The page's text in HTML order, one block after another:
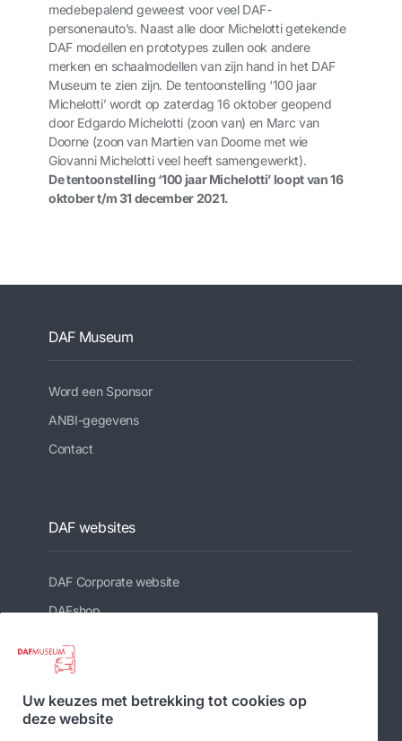
medebepalend geweest voor veel DAF-
personenauto’s. Naast alle door Michelotti getekende
DAF modellen en prototypes zullen ook andere
merken en schaalmodellen van zijn hand in het DAF
Museum te zien zijn. De tentoonstelling ‘100 jaar
Michelotti’ wordt op zaterdag 16 oktober geopend
door Edgardo Michelotti (zoon van) en Marc van
Doorne (zoon van Martien van Doorne met wie
Giovanni Michelotti veel heeft samengewerkt).
De tentoonstelling ‘100 jaar Michelotti’ loopt van 16
oktober t/m 31 december 2021.
DAF Museum
Word een Sponsor
ANBI-gegevens
Contact
DAF websites
DAF Corporate website
DAFshop
Uw keuzes met betrekking tot cookies op
deze website